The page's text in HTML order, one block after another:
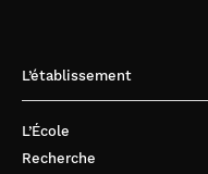
L’établissement
L’École
Recherche